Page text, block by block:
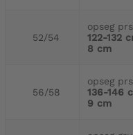
52/54
opseg
122-132
8 cm
56/58
opseg
136-146
9 cm